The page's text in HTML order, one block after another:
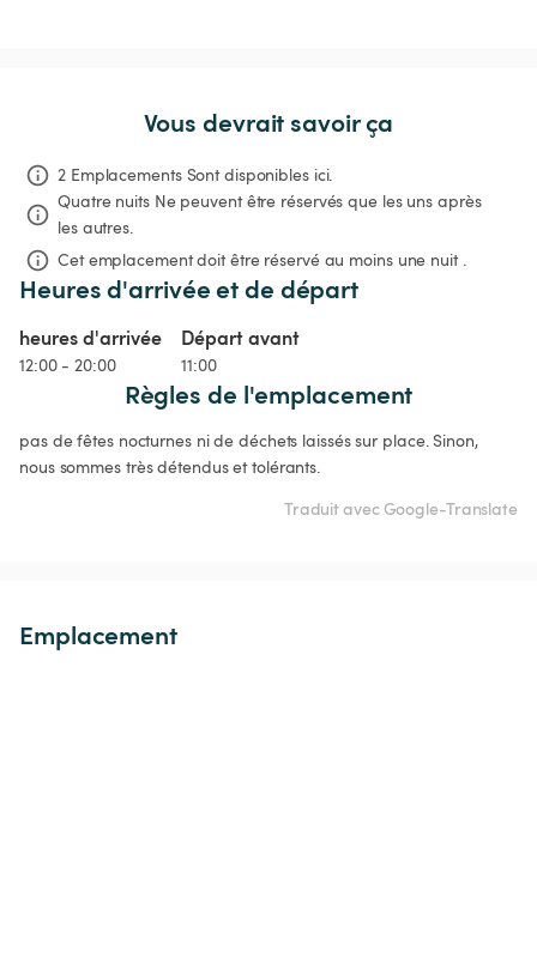
Vous devrait savoir ça
2 Emplacements Sont disponibles ici.
Quatre nuits Ne peuvent être réservés que les uns après
les autres.
Cet emplacement doit être réservé au moins une nuit .
Heures d'arrivée et de départ
heures d'arrivée
12:00 - 20:00
Départ avant
11:00
Règles de l'emplacement
pas de fêtes nocturnes ni de déchets laissés sur place. Sinon,
nous sommes très détendus et tolérants.
Traduit avec Google-Translate
Emplacement